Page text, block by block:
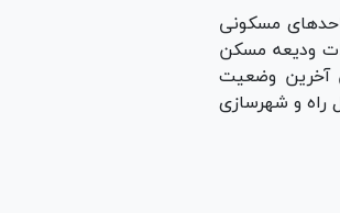
مسکونی
ودیعه مسکن
آخرین وضعیت
راه و شهرسازی